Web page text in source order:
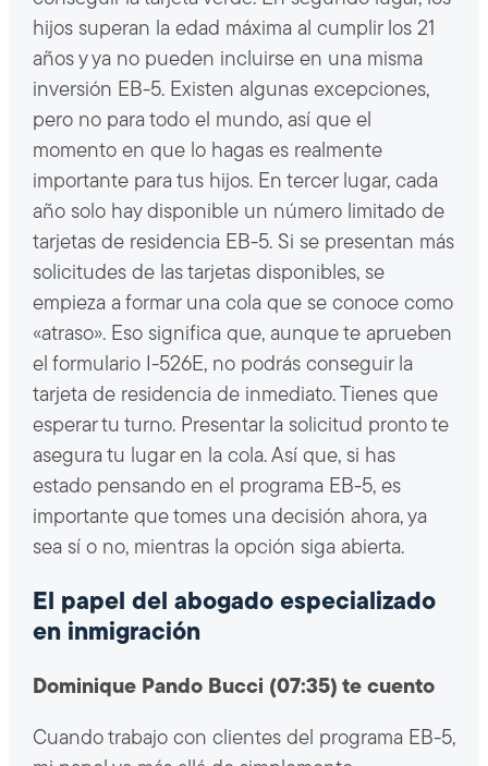
hijos superan la edad máxima al cumplir los 21
años y ya no pueden incluirse en una misma
inversión EB-5. Existen algunas excepciones,
pero no para todo el mundo, así que el
momento en que lo hagas es realmente
importante para tus hijos. En tercer lugar, cada
año solo hay disponible un número limitado de
tarjetas de residencia EB-5. Si se presentan más
solicitudes de las tarjetas disponibles, se
empieza a formar una cola que se conoce como
«atraso». Eso significa que, aunque te aprueben
el formulario I-526E, no podrás conseguir la
tarjeta de residencia de inmediato. Tienes que
esperar tu turno. Presentar la solicitud pronto te
asegura tu lugar en la cola. Así que, si has
estado pensando en el programa EB-5, es
importante que tomes una decisión ahora, ya
sea sí o no, mientras la opción siga abierta.
El papel del abogado especializado
en inmigración
Dominique Pando Bucci (07:35) te cuento
Cuando trabajo con clientes del programa EB-5,